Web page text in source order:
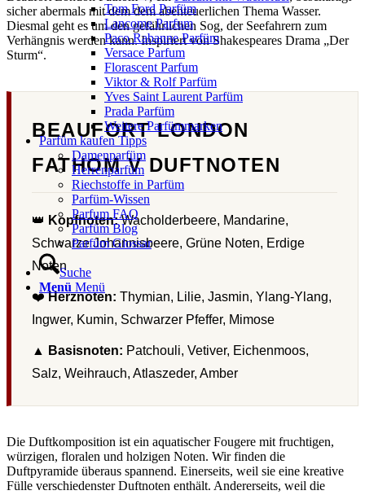
Tom Ford Parfüm
Lancome Parfum
Paco Rabanne Parfüm
Versace Parfum
Florascent Parfum
Viktor & Rolf Parfüm
Yves Saint Laurent Parfüm
Prada Parfüm
Weitere Parfümmarken
Parfüm kaufen Tipps
Damenparfüm
Herrenparfüm
Riechstoffe in Parfüm
Parfüm-Wissen
Parfum FAQ
Parfüm Blog
Parfüm Glossar
Suche
Menü Menü
sicher abermals mit dem dem abenteuerlichen Thema Wasser.
Diesmal geht es um den gefährlichen Sog, der Seefahrern zum
Verhängnis werden kann. Inspiriert von Shakespeares Drama „Der
Sturm“.
BEAUFORT LONDON
FATHOM V DUFTNOTEN
👑 Kopfnoten:Wacholderbeere, Mandarine,
Schwarze Johannisbeere, Grüne Noten, Erdige
Noten
❤️Herznoten: Thymian, Lilie, Jasmin, Ylang-Ylang,
Ingwer, Kumin, Schwarzer Pfeffer, Mimose
▲ Basisnoten: Patchouli, Vetiver, Eichenmoos,
Salz, Weihrauch, Atlaszeder, Amber
Die Duftkomposition ist ein aquatischer Fougere mit fruchtigen,
würzigen, floralen und holzigen Noten. Wir finden die
Duftpyramide überaus spannend. Einerseits, weil sie eine kreative
Fülle verschiedenster Duftnoten enthält. Andererseits, weil die